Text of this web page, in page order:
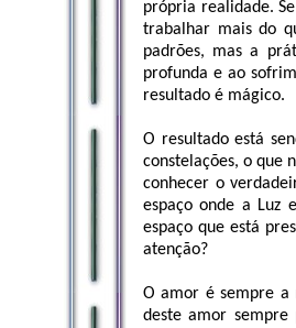
própria realidade.
trabalhar mais do
padrões, mas a
profunda e ao
resultado é mágico.
O resultado está
constelações, o que
conhecer o
espaço onde a Luz
espaço que está
atenção?
O amor é sempre a
deste amor sempre